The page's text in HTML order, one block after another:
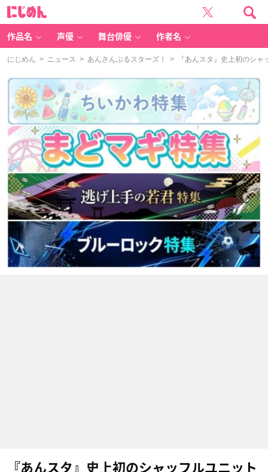
作品名 声優 舞台俳優 作者名
にじめん > ニュース > あんさんぶるスターズ！ > 『あんスタ』史上初のシャ
『あんスタ』史上初のシャッフルユニット